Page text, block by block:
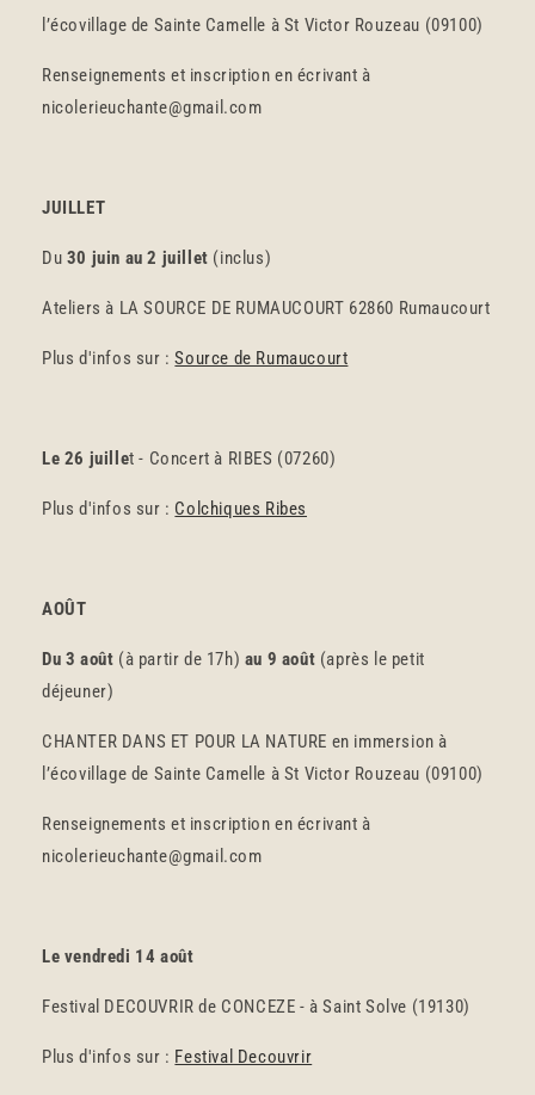
l’écovillage de Sainte Camelle à St Victor Rouzeau (09100)
Renseignements et inscription en écrivant à
nicolerieuchante@gmail.com
JUILLET
Du 30 juin au 2 juillet (inclus)
Ateliers à LA SOURCE DE RUMAUCOURT 62860 Rumaucourt
Plus d'infos sur :Source de Rumaucourt
Le 26 juillet - Concert à RIBES (07260)
Plus d'infos sur : Colchiques Ribes
AOÛT
Du 3 août (à partir de 17h) au 9 août (après le petit
déjeuner)
CHANTER DANS ET POUR LA NATURE en immersion à
l’écovillage de Sainte Camelle à St Victor Rouzeau (09100)
Renseignements et inscription en écrivant à
nicolerieuchante@gmail.com
Le vendredi 14 août
Festival DECOUVRIR de CONCEZE - à Saint Solve (19130)
Plus d'infos sur : Festival Decouvrir